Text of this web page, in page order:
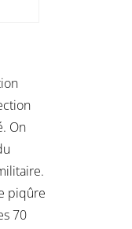
On
piqûre
70